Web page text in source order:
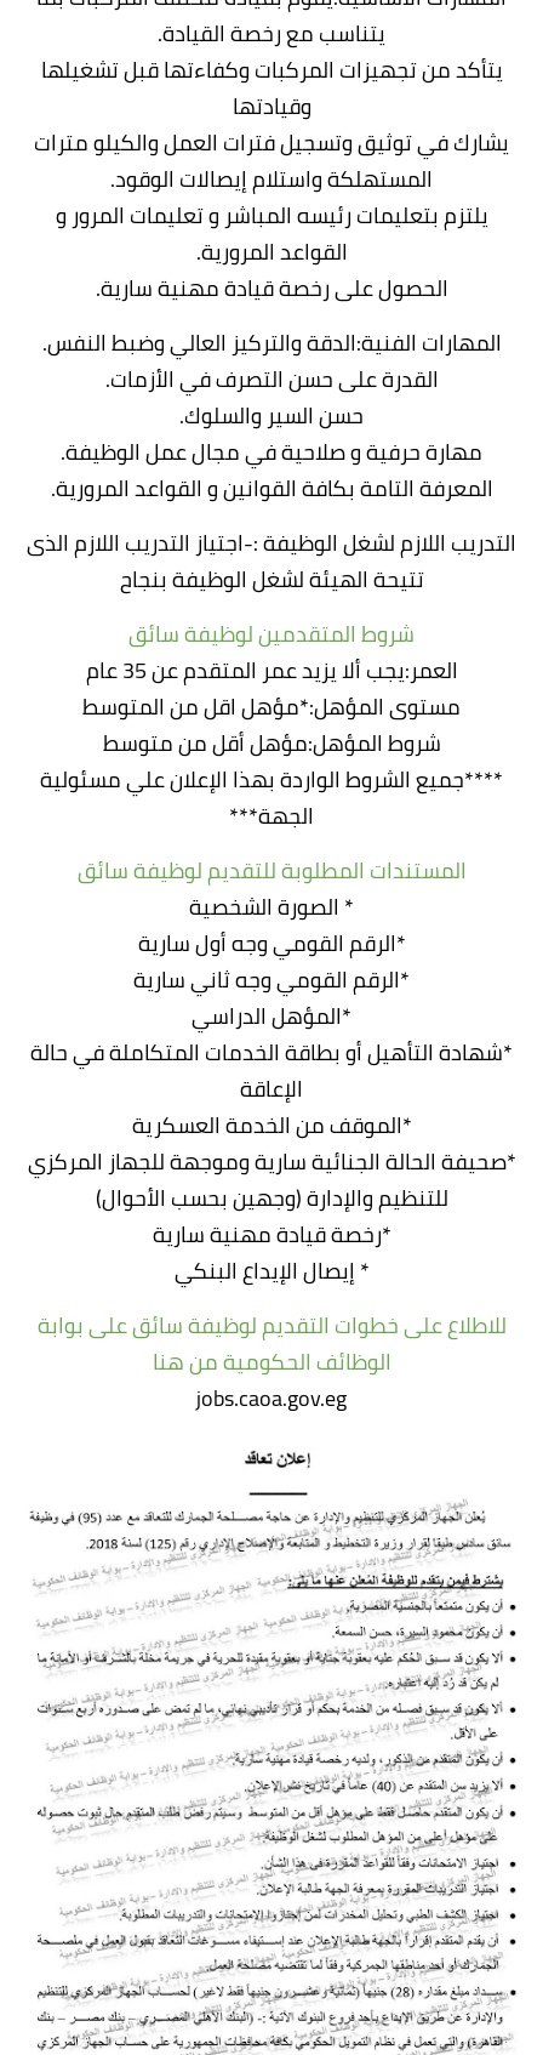
يتناسب مع رخصة القيادة.
يتأكد من تجهيزات المركبات وكفاءتها قبل تشغيلها
وقيادتها
يشارك في توثيق وتسجيل فترات العمل والكيلو مترات
المستهلكة واستلام إيصالات الوقود.
يلتزم بتعليمات رئيسه المباشر و تعليمات المرور و
القواعد المرورية.
الحصول على رخصة قيادة مهنية سارية.
المهارات الفنية:الدقة والتركيز العالي وضبط النفس.
القدرة على حسن التصرف في الأزمات.
حسن السير والسلوك.
مهارة حرفية و صلاحية في مجال عمل الوظيفة.
المعرفة التامة بكافة القوانين و القواعد المرورية.
التدريب اللازم لشغل الوظيفة :-اجتياز التدريب اللازم الذى
تتيحة الهيئة لشغل الوظيفة بنجاح
شروط المتقدمين لوظيفة سائق
العمر:يجب ألا يزيد عمر المتقدم عن 35 عام
مستوى المؤهل:*مؤهل اقل من المتوسط
شروط المؤهل:مؤهل أقل من متوسط
****جميع الشروط الواردة بهذا الإعلان علي مسئولية
الجهة***
المستندات المطلوبة للتقديم لوظيفة سائق
* الصورة الشخصية
*الرقم القومي وجه أول سارية
*الرقم القومي وجه ثاني سارية
*المؤهل الدراسي
*شهادة التأهيل أو بطاقة الخدمات المتكاملة في حالة
الإعاقة
*الموقف من الخدمة العسكرية
*صحيفة الحالة الجنائية سارية وموجهة للجهاز المركزي
للتنظيم والإدارة (وجهين بحسب الأحوال)
*رخصة قيادة مهنية سارية
* إيصال الإيداع البنكي
للاطلاع على خطوات التقديم لوظيفة سائق على بوابة
الوظائف الحكومية من هنا
jobs.caoa.gov.eg